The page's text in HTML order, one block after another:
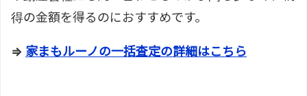
得の金額を得るのにおすすめです。
⇒ 家まもルーノの一括査定の詳細はこちら